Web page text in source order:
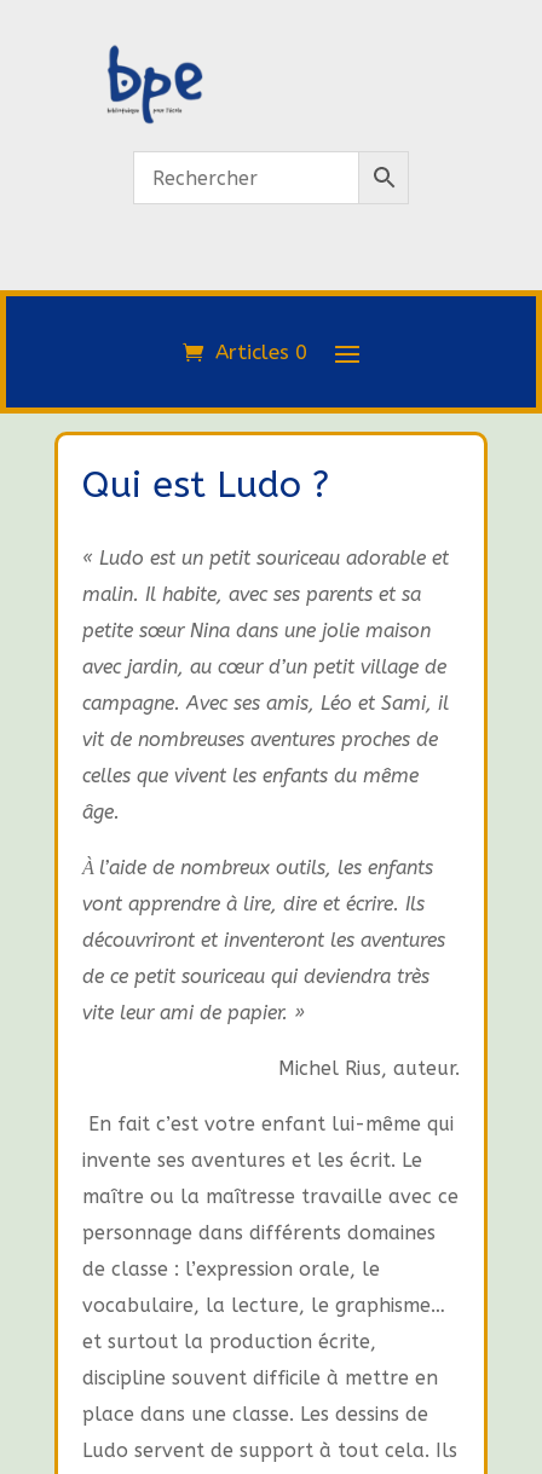
Articles 0
Qui est Ludo ?
« Ludo est un petit souriceau adorable et
malin. Il habite, avec ses parents et sa
petite sœur Nina dans une jolie maison
avec jardin, au cœur d’un petit village de
campagne. Avec ses amis, Léo et Sami, il
vit de nombreuses aventures proches de
celles que vivent les enfants du même
âge.
À l’aide de nombreux outils, les enfants
vont apprendre à lire, dire et écrire. Ils
découvriront et inventeront les aventures
de ce petit souriceau qui deviendra très
vite leur ami de papier. »
Michel Rius, auteur.
En fait c’est votre enfant lui-même qui
invente ses aventures et les écrit. Le
maître ou la maîtresse travaille avec ce
personnage dans différents domaines
de classe : l’expression orale, le
vocabulaire, la lecture, le graphisme…
et surtout la production écrite,
discipline souvent difficile à mettre en
place dans une classe. Les dessins de
Ludo servent de support à tout cela. Ils